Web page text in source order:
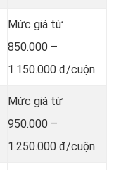
Mức giá từ
850.000 –
1.150.000 đ/cuộn
Mức giá từ
950.000 –
1.250.000 đ/cuộn